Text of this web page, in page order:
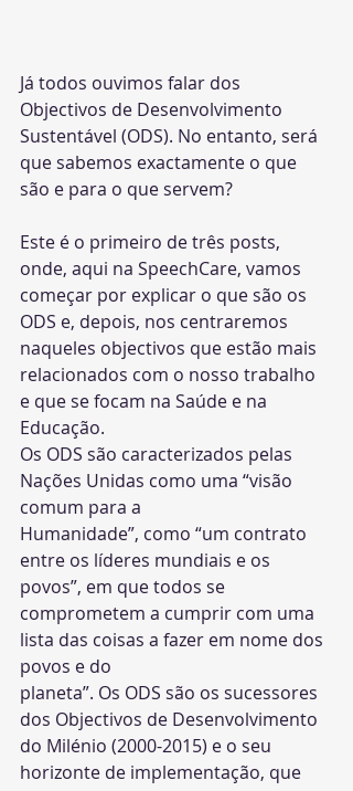
Já todos ouvimos falar dos
Objectivos de Desenvolvimento
Sustentável (ODS). No entanto, será
que sabemos exactamente o que
são e para o que servem?
Este é o primeiro de três posts,
onde, aqui na SpeechCare, vamos
começar por explicar o que são os
ODS e, depois, nos centraremos
naqueles objectivos que estão mais
relacionados com o nosso trabalho
e que se focam na Saúde e na
Educação.
Os ODS são caracterizados pelas
Nações Unidas como uma “visão
comum para a
Humanidade”, como “um contrato
entre os líderes mundiais e os
povos”, em que todos se
comprometem a cumprir com uma
lista das coisas a fazer em nome dos
povos e do
planeta”. Os ODS são os sucessores
dos Objectivos de Desenvolvimento
do Milénio (2000-2015) e o seu
horizonte de implementação, que